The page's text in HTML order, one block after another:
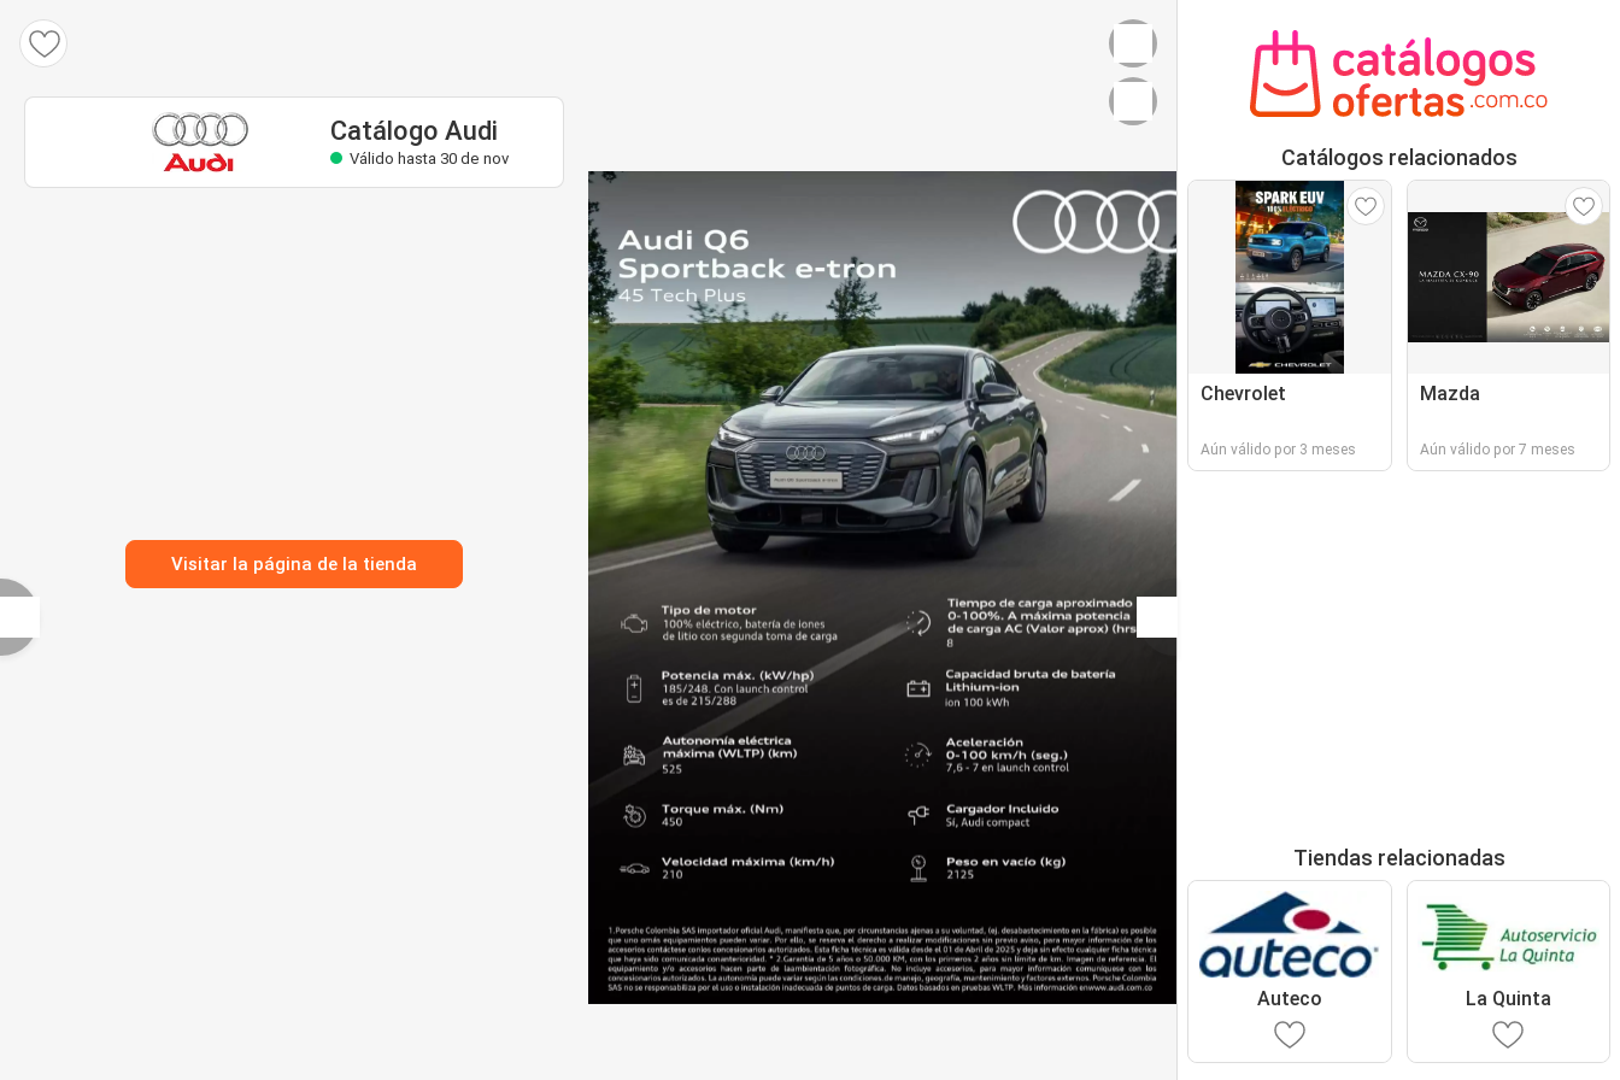
Catálogo Audi
Válido hasta 30 de nov
Visitar la página de la tienda
Catálogos relacionados
Chevrolet
Aún válido por 3 meses
Mazda
Aún válido por 7 meses
Tiendas relacionadas
Auteco La Quinta